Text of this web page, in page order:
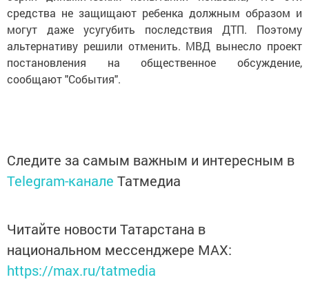
средства не защищают ребенка должным образом и
могут даже усугубить последствия ДТП. Поэтому
альтернативу решили отменить. МВД вынесло проект
постановления на общественное обсуждение,
сообщают "События".
Следите за самым важным и интересным в
Telegram-канале Татмедиа
Читайте новости Татарстана в
национальном мессенджере MАХ:
https://max.ru/tatmedia